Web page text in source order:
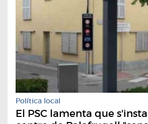
Política local
El PSC lamenta que